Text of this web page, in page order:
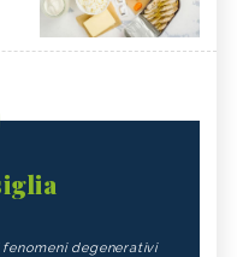
degenerativi